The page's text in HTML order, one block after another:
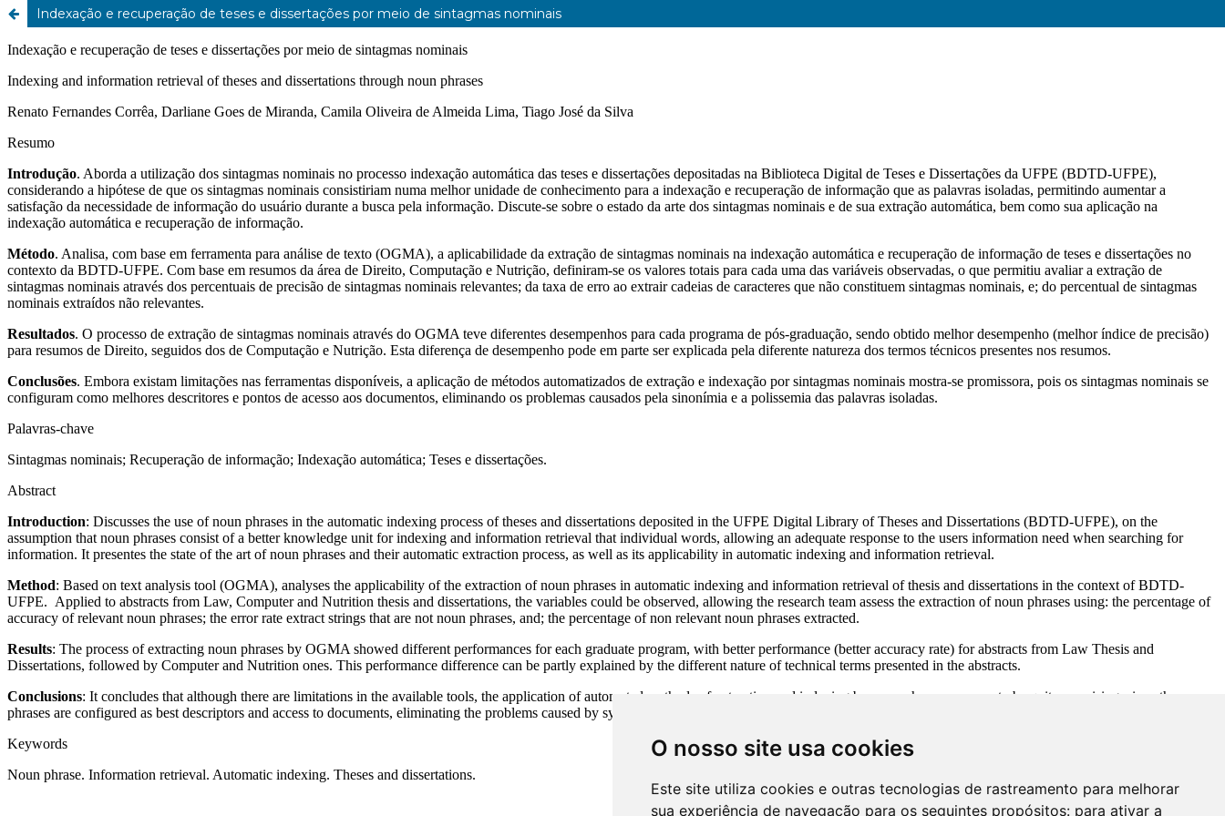
O nosso site usa cookies
Este site utiliza cookies e outras tecnologias de rastreamento para melhorar
sua experiência de navegação para os seguintes propósitos: para ativar a
Indexação e recuperação de teses e dissertações por meio de sintagmas nominais